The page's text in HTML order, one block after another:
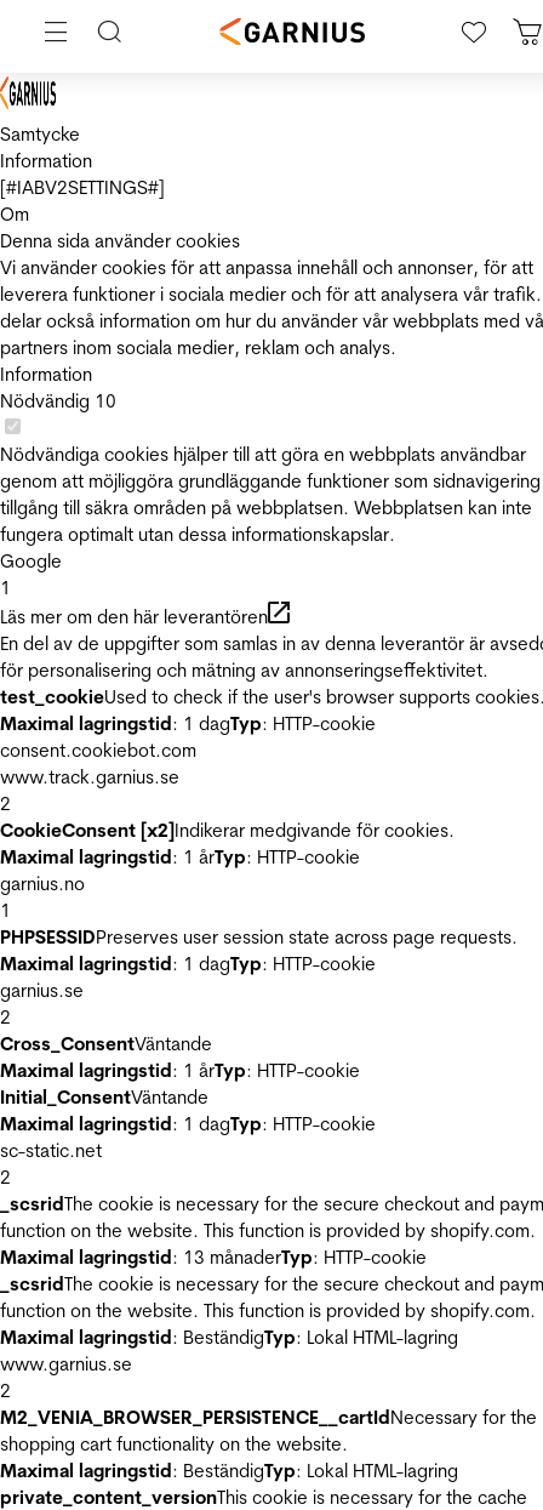
Samtycke
Information
[#IABV2SETTINGS#]
Om
Denna sida använder cookies
Vi använder cookies för att anpassa innehåll och annonser, för att
leverera funktioner i sociala medier och för att analysera vår
delar också information om hur du använder vår webbplats med
partners inom sociala medier, reklam och analys.
Information
Nödvändig 10
Nödvändiga cookies hjälper till att göra en webbplats användbar
genom att möjliggöra grundläggande funktioner som
tillgång till säkra områden på webbplatsen. Webbplatsen kan inte
fungera optimalt utan dessa informationskapslar.
Google
1
Läs mer om den här leverantören
En del av de uppgifter som samlas in av denna leverantör är
för personalisering och mätning av annonseringseffektivitet.
test_cookieUsed to check if the user's browser supports
Maximal lagringstid: 1 dagTyp: HTTP-cookie
consent.cookiebot.com
www.track.garnius.se
2
CookieConsent [x2]Indikerar medgivande för cookies.
Maximal lagringstid: 1 årTyp: HTTP-cookie
garnius.no
1
PHPSESSIDPreserves user session state across page requests.
Maximal lagringstid: 1 dagTyp: HTTP-cookie
garnius.se
2
Cross_ConsentVäntande
Maximal lagringstid: 1 årTyp: HTTP-cookie
Initial_ConsentVäntande
Maximal lagringstid: 1 dagTyp: HTTP-cookie
sc-static.net
2
_scsridThe cookie is necessary for the secure checkout and
function on the website. This function is provided by shopify.com.
Maximal lagringstid: 13 månaderTyp: HTTP-cookie
_scsridThe cookie is necessary for the secure checkout and
function on the website. This function is provided by shopify.com.
Maximal lagringstid: BeständigTyp: Lokal HTML-lagring
www.garnius.se
2
M2_VENIA_BROWSER_PERSISTENCE__cartIdNecessary for the
shopping cart functionality on the website.
Maximal lagringstid: BeständigTyp: Lokal HTML-lagring
private_content_versionThis cookie is necessary for the cache